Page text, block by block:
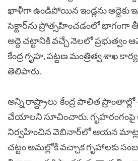
ఖాళీగా ఉండిపోయిన ఇండ్లను అద్దెకు
సెక్టార్‌ను ప్రోత్సహించడంలో భాగంగా
అద్దె చట్టానికి వచ్చే నెలలో
కేంద్ర గృహ, పట్టణ మంత్రిత్వ శాఖ
తెలిపారు.
అన్ని రాష్ట్రాలు కేంద్ర పాలిత
చేయాలని సూచించారు.
నిర్వహించిన వెబినార్‌లో ఆయన
చట్టం అమల్లోకి వచ్చాక గృహాలకు